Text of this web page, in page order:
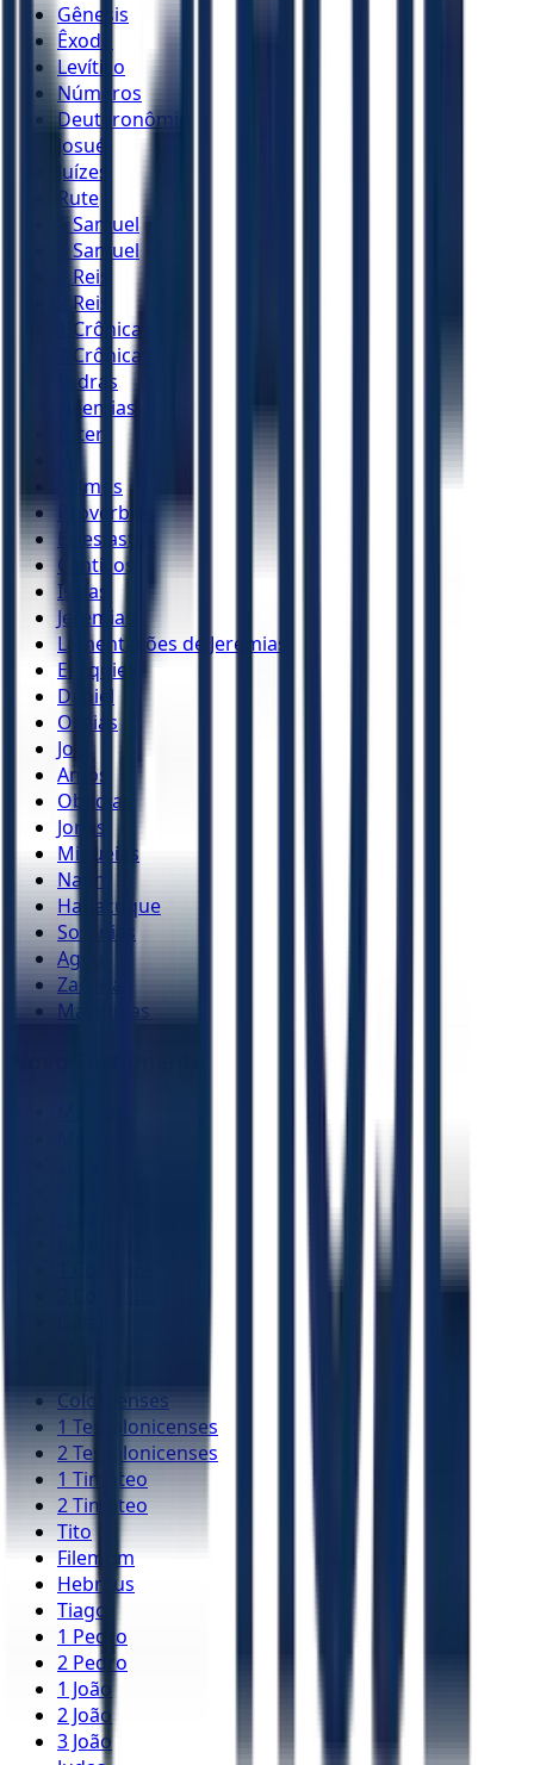
Gênesis
Êxodo
Levítico
Números
Deuteronômio
Josué
Juízes
Rute
1 Samuel
2 Samuel
1 Reis
2 Reis
1 Crônicas
2 Crônicas
Esdras
Neemias
Ester
Salmos
Provérbios
Eclesiastes
Cânticos
Isaías
Jeremias
Lamentações de Jeremias
Ezequiel
Daniel
Oséias
Joel
Amós
Obadias
Jonas
Miquéias
Naum
Habacuque
Sofonias
Ageu
Zacarias
Malaquias
Colossenses
1 Tessalonicenses
2 Tessalonicenses
1 Timóteo
2 Timóteo
Tito
Filemom
Hebreus
Tiago
1 Pedro
2 Pedro
1 João
2 João
3 João